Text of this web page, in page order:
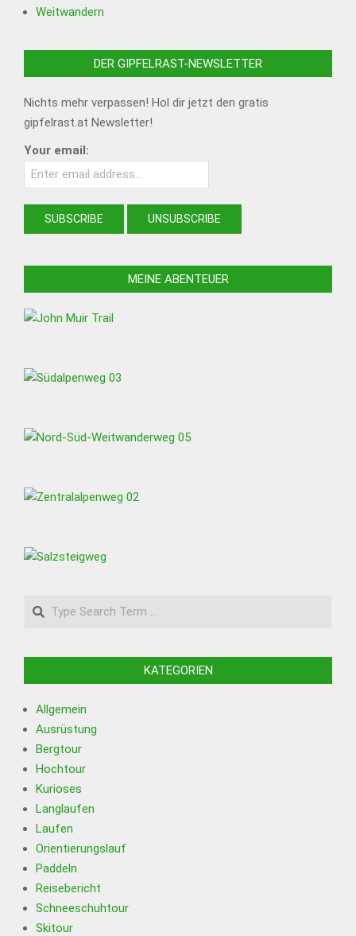
Weitwandern
DER GIPFELRAST-NEWSLETTER
Nichts mehr verpassen! Hol dir jetzt den gratis
gipfelrast.at Newsletter!
Your email:
MEINE ABENTEUER
Search
KATEGORIEN
Allgemein
Ausrüstung
Bergtour
Hochtour
Kurioses
Langlaufen
Laufen
Orientierungslauf
Paddeln
Reisebericht
Schneeschuhtour
Skitour